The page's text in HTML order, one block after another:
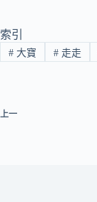
索引
#大寶 #走走
上一